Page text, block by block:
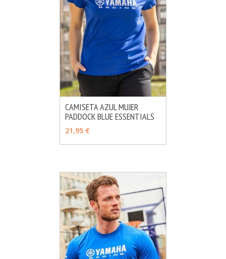
AÑADIR MÁS INFO
CAMISETA AZUL MUJER
PADDOCK BLUE ESSENTIALS
21,95 €